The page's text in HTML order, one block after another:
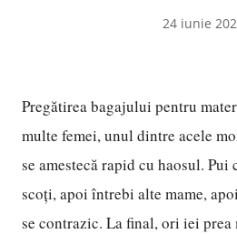
24 iunie
Pregătirea bagajului pentru
multe femei, unul dintre acele
se amestecă rapid cu haosul. Pui
scoți, apoi întrebi alte mame,
se contrazic. La final, ori iei